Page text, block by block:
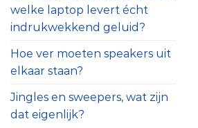
welke laptop levert écht
indrukwekkend geluid?
Hoe ver moeten speakers uit
elkaar staan?
Jingles en sweepers, wat zijn
dat eigenlijk?